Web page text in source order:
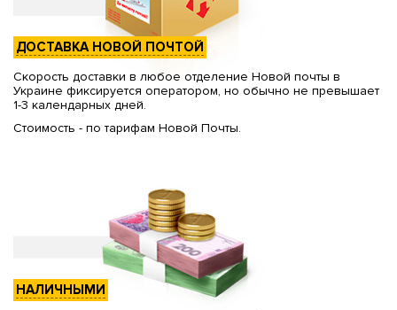
ДОСТАВКА НОВОЙ ПОЧТОЙ
Скорость доставки в любое отделение Новой почты в
Украине фиксируется оператором, но обычно не превышает
1-3 календарных дней.
Стоимость - по тарифам Новой Почты.
НАЛИЧНЫМИ